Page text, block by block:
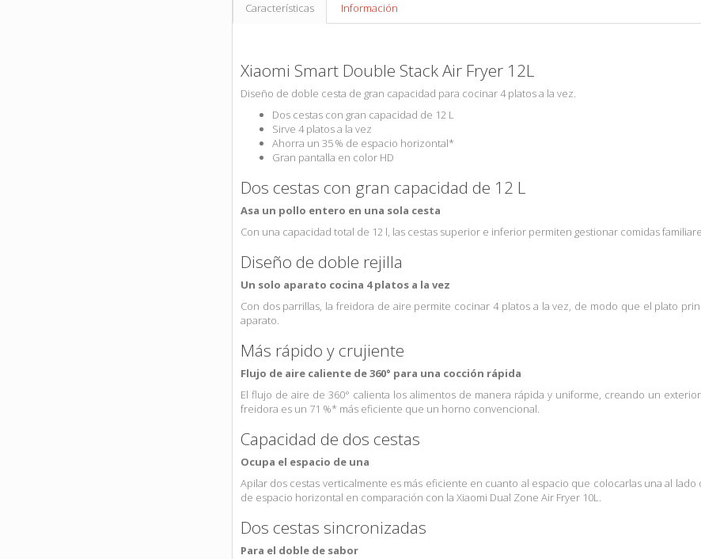
Características Información
Xiaomi Smart Double Stack Air Fryer 12L
Diseño de doble cesta de gran capacidad para cocinar 4 platos a la vez.
Dos cestas con gran capacidad de 12 L
Sirve 4 platos a la vez
Ahorra un 35 % de espacio horizontal*
Gran pantalla en color HD
Dos cestas con gran capacidad de 12 L
Asa un pollo entero en una sola cesta
Con una capacidad total de 12 l, las cestas superior e inferior permiten gestionar comidas
Diseño de doble rejilla
Un solo aparato cocina 4 platos a la vez
Con dos parrillas, la freidora de aire permite cocinar 4 platos a la vez, de modo que el plato
aparato.
Más rápido y crujiente
Flujo de aire caliente de 360° para una cocción rápida
El flujo de aire de 360° calienta los alimentos de manera rápida y uniforme, creando un
freidora es un 71 %* más eficiente que un horno convencional.
Capacidad de dos cestas
Ocupa el espacio de una
Apilar dos cestas verticalmente es más eficiente en cuanto al espacio que colocarlas una al
de espacio horizontal en comparación con la Xiaomi Dual Zone Air Fryer 10L.
Dos cestas sincronizadas
Para el doble de sabor